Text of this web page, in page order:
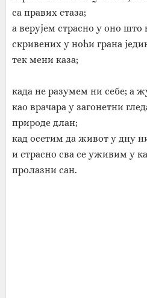
са правих стаза;
а верујем страсно у оно
скривених у ноћи грана
тек мени каза;
када не разумем ни себе; а
као врачара у загонетни
природе длан;
кад осетим да живот у дну
и страсно сва се уживим у
пролазни сан.